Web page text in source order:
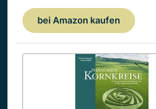
bei Amazon kaufen